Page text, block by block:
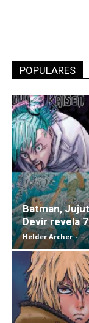
POPULARES
Batman,
Devir revela
Helder Archer - 4